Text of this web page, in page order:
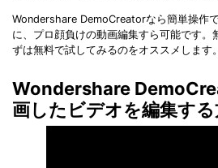
Wondershare DemoCreatorなら簡単操作
に、プロ顔負けの動画編集すら可能です。
ずは無料で試してみるのをオススメします。
Wondershare
画したビデオを編集す